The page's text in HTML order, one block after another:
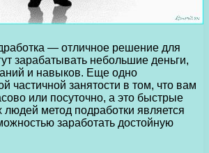
— отличное решение для
зарабатывать небольшие деньги,
и навыков. Еще одно
частичной занятости в том, что вам
или посуточно, а это быстрые
людей метод подработки является
заработать достойную